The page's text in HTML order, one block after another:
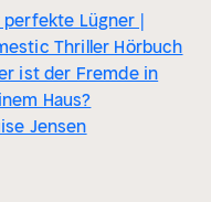
perfekte Lügner |
Thriller Hörbuch
ist der Fremde in
Haus?
Jensen